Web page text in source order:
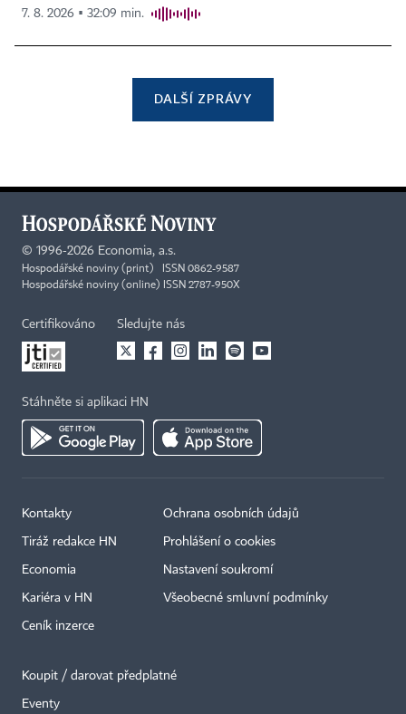
7. 8. 2026 ▪ 32:09 min.
DALŠÍ ZPRÁVY
© 1996-2026 Economia, a.s.
Hospodářské noviny (print) ISSN 0862-9587
Hospodářské noviny (online) ISSN 2787-950X
Certifikováno Sledujte nás
Stáhněte si aplikaci HN
Kontakty
Tiráž redakce HN
Economia
Kariéra v HN
Ceník inzerce
Ochrana osobních údajů
Prohlášení o cookies
Nastavení soukromí
Všeobecné smluvní podmínky
Koupit / darovat předplatné
Eventy